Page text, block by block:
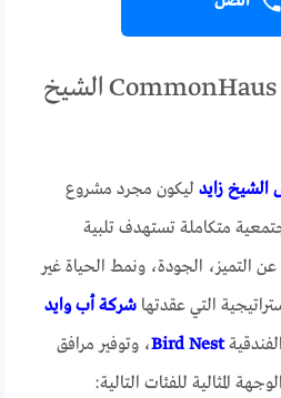
لمن يناسب الشراء في CommonHaus الشيخ
زايد ليكون مجرد مشروع
متكاملة تستهدف تلبية
الجودة، ونمط الحياة غير
التي عقدتهاشركة أب وايد
Bird Nest، وتوفير مرافق
المثالية للفئات التالية: